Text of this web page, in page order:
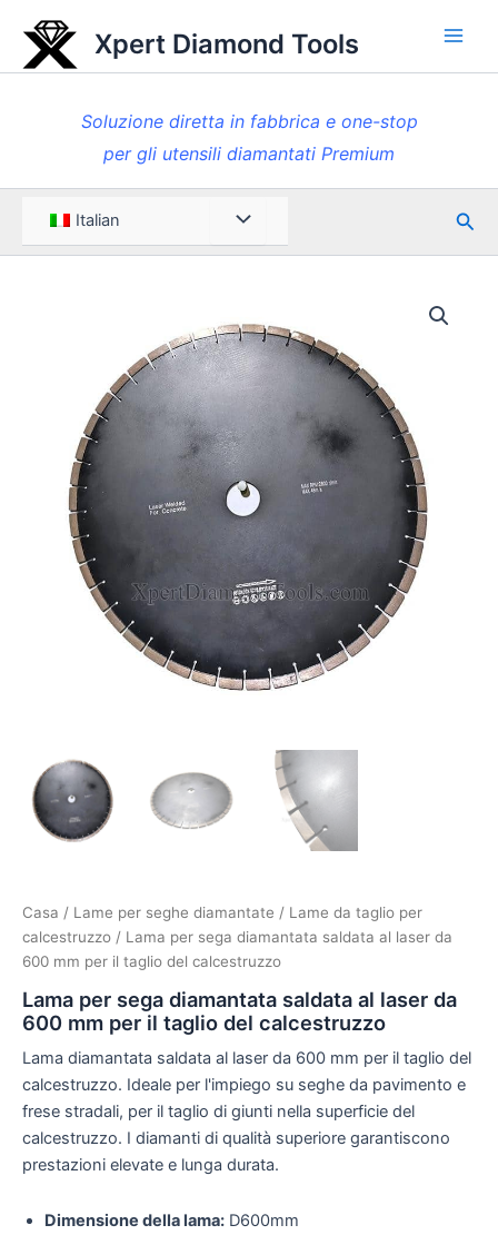
contenuto
Xpert Diamond Tools
Soluzione diretta in fabbrica e one-stop
per gli utensili diamantati Premium
Italian Menu
Casa / Lame per seghe diamantate / Lame da taglio per
calcestruzzo / Lama per sega diamantata saldata al laser da
600 mm per il taglio del calcestruzzo
Lama per sega diamantata saldata al laser da
600 mm per il taglio del calcestruzzo
Lama diamantata saldata al laser da 600 mm per il taglio del
calcestruzzo. Ideale per l'impiego su seghe da pavimento e
frese stradali, per il taglio di giunti nella superficie del
calcestruzzo. I diamanti di qualità superiore garantiscono
prestazioni elevate e lunga durata.
Dimensione della lama: D600mm